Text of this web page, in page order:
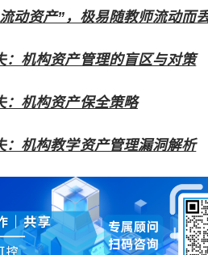
动资产”，极易随教师流动而
：机构资产管理的盲区与对策
：机构资产保全策略
：机构教学资产管理漏洞解析